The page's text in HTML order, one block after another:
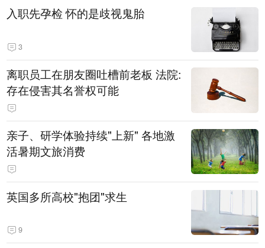
入职先孕检 怀的是歧视鬼胎
3
离职员工在朋友圈吐槽前老板 法院:
存在侵害其名誉权可能
亲子、研学体验持续"上新" 各地激
活暑期文旅消费
英国多所高校"抱团"求生
9